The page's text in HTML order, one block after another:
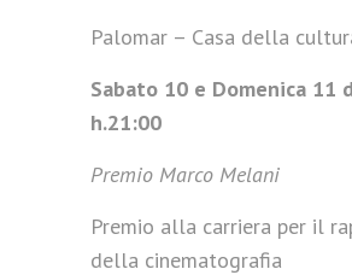
Palomar – Casa della
Sabato 10 e Domenica 11
h.21:00
Premio Marco Melani
Premio alla carriera per il
della cinematografia